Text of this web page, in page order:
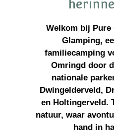
Welkom bij Pure
Glamping,
familiecamping
Omringd door
nationale
Dwingelderveld,
en Holtingerveld.
natuur, waar
hand in